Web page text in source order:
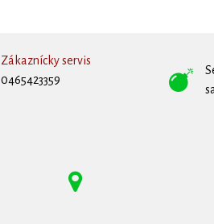
Zákaznícky servis
0465423359